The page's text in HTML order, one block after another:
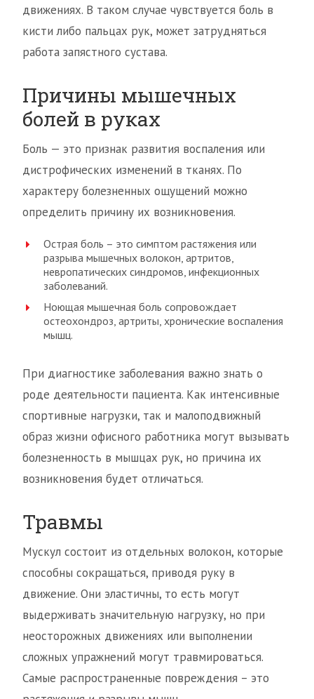
движениях. В таком случае чувствуется боль в
кисти либо пальцах рук, может затрудняться
работа запястного сустава.
Причины мышечных
болей в руках
Боль — это признак развития воспаления или
дистрофических изменений в тканях. По
характеру болезненных ощущений можно
определить причину их возникновения.
Острая боль – это симптом растяжения или
разрыва мышечных волокон, артритов,
невропатических синдромов, инфекционных
заболеваний.
Ноющая мышечная боль сопровождает
остеохондроз, артриты, хронические воспаления
мышц.
При диагностике заболевания важно знать о
роде деятельности пациента. Как интенсивные
спортивные нагрузки, так и малоподвижный
образ жизни офисного работника могут вызывать
болезненность в мышцах рук, но причина их
возникновения будет отличаться.
Травмы
Мускул состоит из отдельных волокон, которые
способны сокращаться, приводя руку в
движение. Они эластичны, то есть могут
выдерживать значительную нагрузку, но при
неосторожных движениях или выполнении
сложных упражнений могут травмироваться.
Самые распространенные повреждения – это